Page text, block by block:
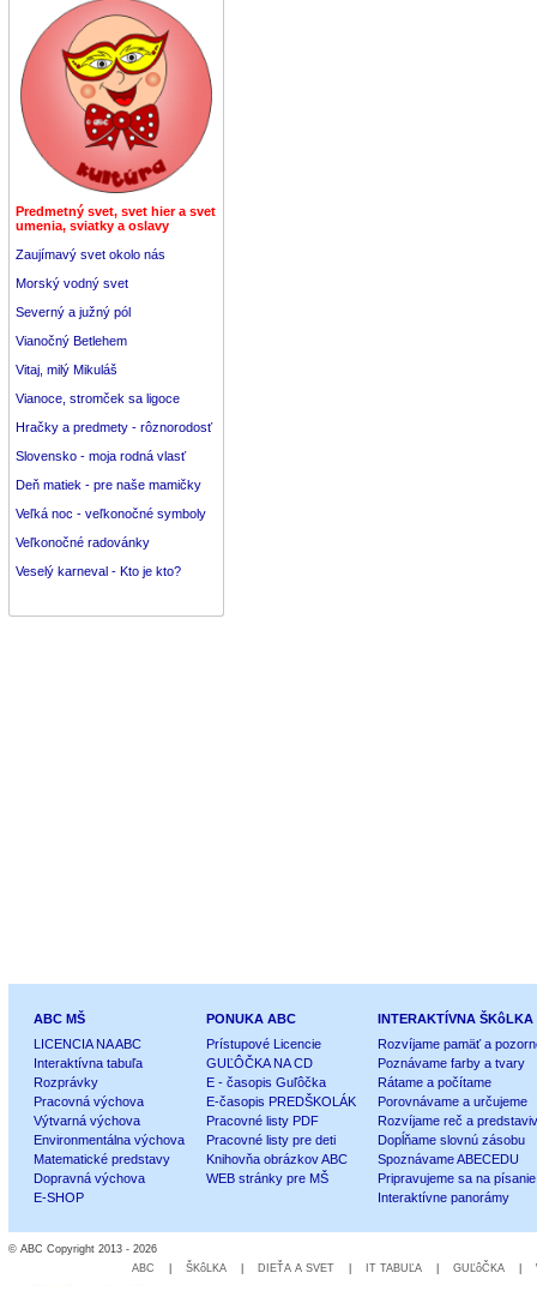
Predmetný svet, svet hier a svet
umenia, sviatky a oslavy
Zaujímavý svet okolo nás
Morský vodný svet
Severný a južný pól
Vianočný Betlehem
Vitaj, milý Mikuláš
Vianoce, stromček sa ligoce
Hračky a predmety - rôznorodosť
Slovensko - moja rodná vlasť
Deň matiek - pre naše mamičky
Veľká noc - veľkonočné symboly
Veľkonočné radovánky
Veselý karneval - Kto je kto?
ABC MŠ
LICENCIA NA ABC
Interaktívna tabuľa
Rozprávky
Pracovná výchova
Výtvarná výchova
Environmentálna výchova
Matematické predstavy
Dopravná výchova
E-SHOP
PONUKA ABC
Prístupové Licencie
GUĽÔČKA NA CD
E - časopis Guľôčka
E-časopis PREDŠKOLÁK
Pracovné listy PDF
Pracovné listy pre deti
Knihovňa obrázkov ABC
WEB stránky pre MŠ
INTERAKTÍVNA ŠKôLKA
Rozvíjame pamäť a
Poznávame farby a tvary
Rátame a počítame
Porovnávame a určujeme
Rozvíjame reč a
Dopĺňame slovnú zásobu
Spoznávame ABECEDU
Pripravujeme sa na písanie
Interaktívne panorámy
© ABC Copyright 2013 - 2026
ABC
ŠKôLKA DIEŤA A SVET IT TABUĽA GUĽôČKA